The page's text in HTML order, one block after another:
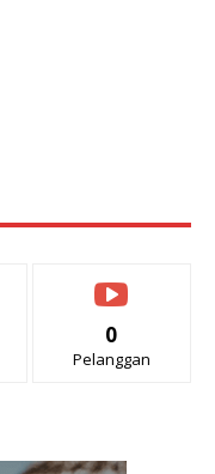
0
Pelanggan